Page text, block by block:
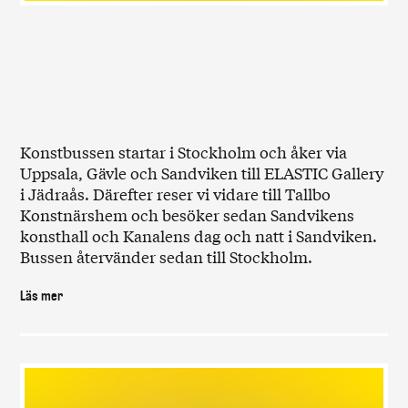
Konstbussen startar i Stockholm och åker via
Uppsala, Gävle och Sandviken till ELASTIC Gallery
i Jädraås. Därefter reser vi vidare till Tallbo
Konstnärshem och besöker sedan Sandvikens
konsthall och Kanalens dag och natt i Sandviken.
Bussen återvänder sedan till Stockholm.
Läs mer